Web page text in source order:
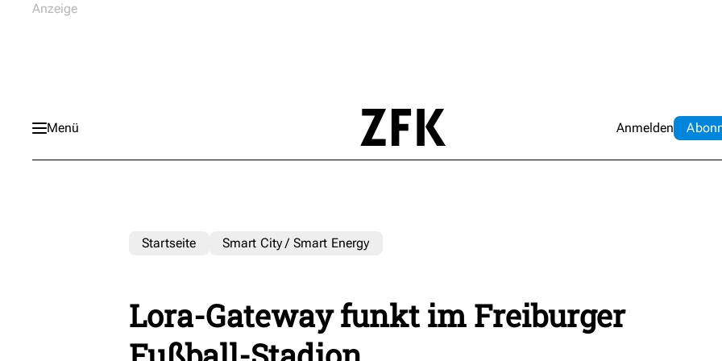
Menü Anmelden Abo
Startseite Smart City / Smart Energy
Lora-Gateway funkt im Freiburger